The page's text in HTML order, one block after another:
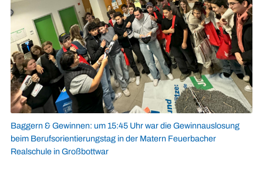
Baggern & Gewinnen: um 15:45 Uhr war die Gewinnauslosung
beim Berufsorientierungstag in der Matern Feuerbacher
Realschule in Großbottwar